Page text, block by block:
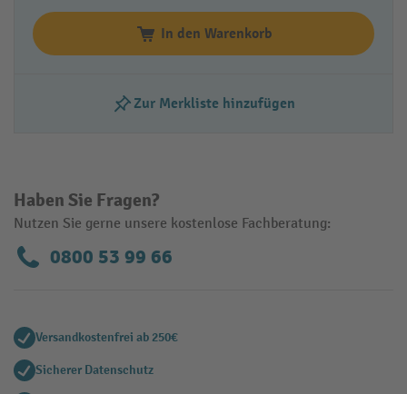
In den Warenkorb
Zur Merkliste hinzufügen
Haben Sie Fragen?
Nutzen Sie gerne unsere kostenlose Fachberatung:
0800 53 99 66
Versandkostenfrei ab 250€
Sicherer Datenschutz